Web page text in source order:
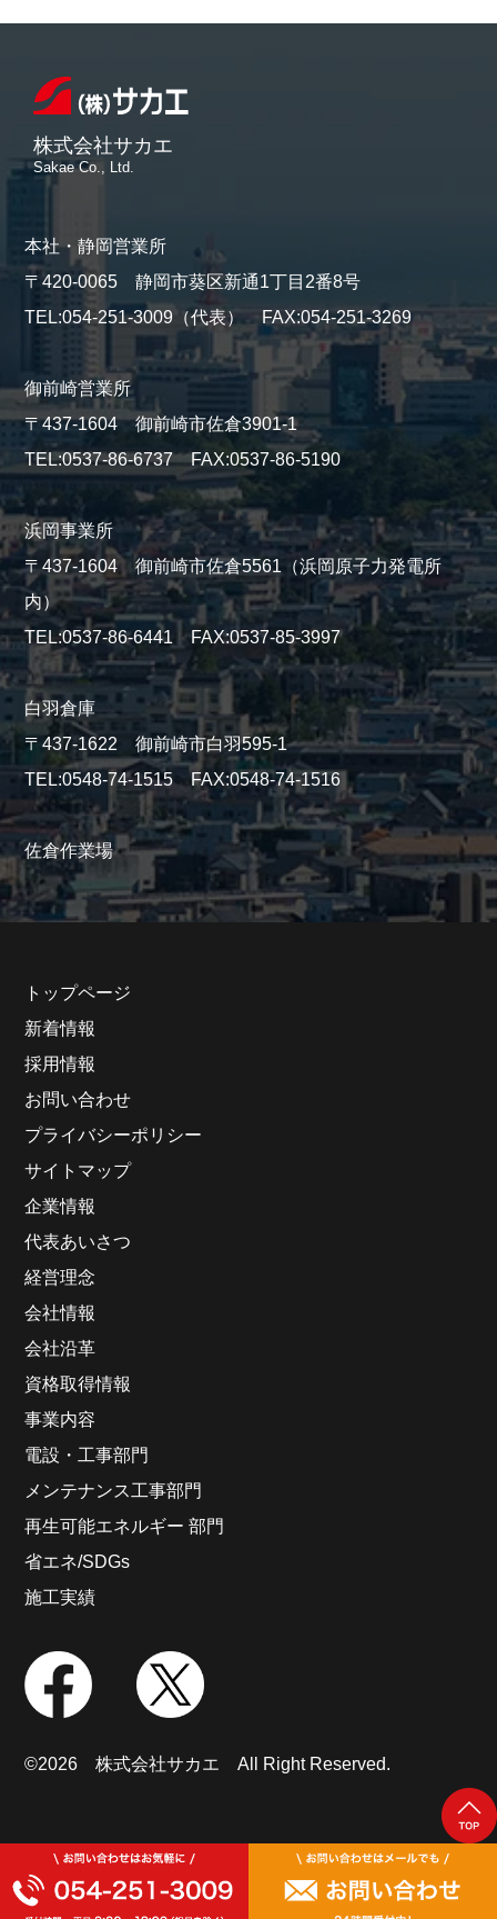
株式会社サカエ
Sakae Co., Ltd.
本社・静岡営業所
〒420-0065 静岡市葵区新通1丁目2番8号
TEL:054-251-3009（代表） FAX:054-251-3269
御前崎営業所
〒437-1604 御前崎市佐倉3901-1
TEL:0537-86-6737 FAX:0537-86-5190
浜岡事業所
〒437-1604 御前崎市佐倉5561（浜岡原子力発電所
内）
TEL:0537-86-6441 FAX:0537-85-3997
白羽倉庫
〒437-1622 御前崎市白羽595-1
TEL:0548-74-1515 FAX:0548-74-1516
佐倉作業場
トップページ
新着情報
採用情報
お問い合わせ
プライバシーポリシー
サイトマップ
企業情報
代表あいさつ
経営理念
会社情報
会社沿革
資格取得情報
事業内容
電設・工事部門
メンテナンス工事部門
再生可能エネルギー 部門
省エネ/SDGs
施工実績
©2026 株式会社サカエ All Right Reserved.